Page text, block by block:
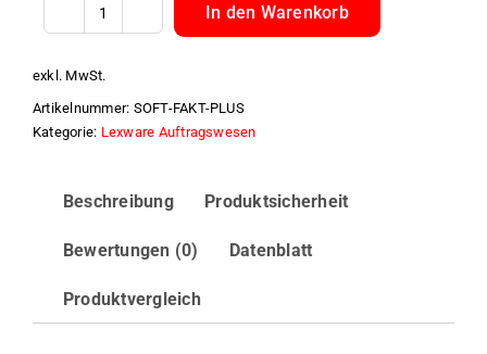
Lexware
plus
Menge
In den Warenkorb
exkl. MwSt.
Artikelnummer: SOFT-FAKT-PLUS
Kategorie: Lexware Auftragswesen
Beschreibung Produktsicherheit
Bewertungen (0) Datenblatt
Produktvergleich